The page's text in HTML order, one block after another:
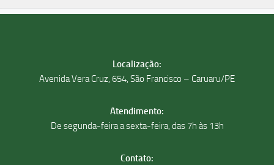
Localização:
Avenida Vera Cruz, 654, São Francisco – Caruaru/PE
Atendimento:
De segunda-feira a sexta-feira, das 7h às 13h
Contato: